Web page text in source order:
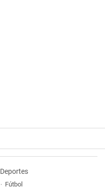
Deportes
Fútbol